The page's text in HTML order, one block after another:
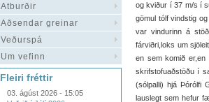
Atburðir
Aðsendar greinar
Veðurspá
Um vefinn
Fleiri fréttir
03. ágúst 2026 - 15:05
og kviður í 37 m/s í
gömul tólf vindstig
var vindurinn á
fárviðri,loks um
en sem komið er,en
skrifstofuaðstöðu í
(sólpalli) hjá Þórólfi
lauslegt sem hefur